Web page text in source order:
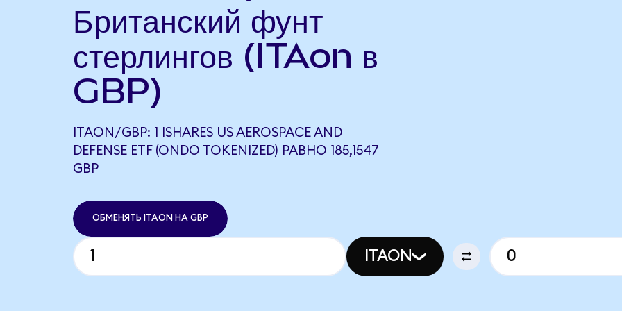
Британский фунт
стерлингов (ITAon в
GBP)
ITAON/GBP: 1 ISHARES US AEROSPACE AND
DEFENSE ETF (ONDO TOKENIZED) РАВНО 185,1547
GBP
ОБМЕНЯТЬ ITAON НА GBP
ITAON